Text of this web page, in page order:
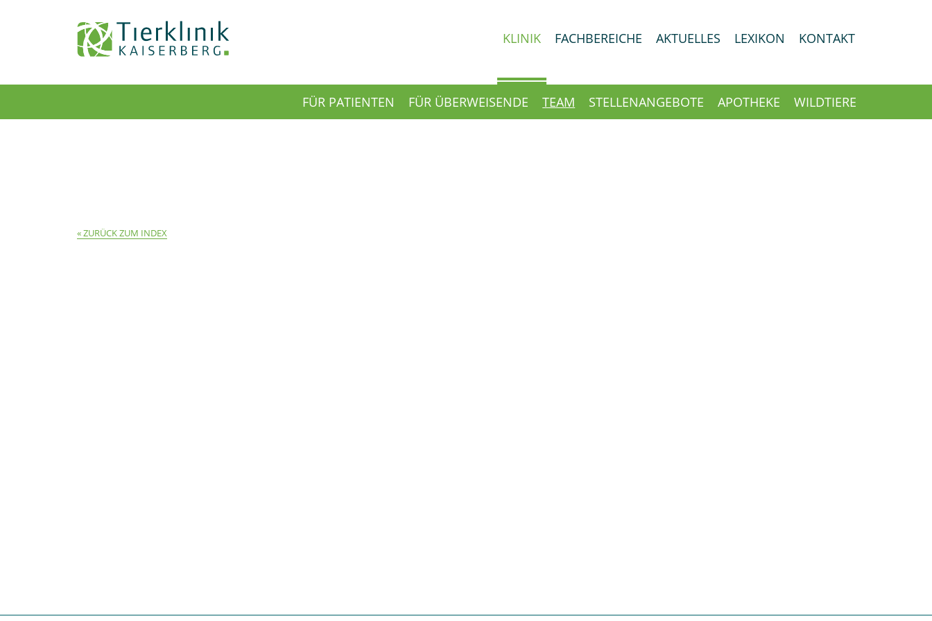
KLINIK
FÜR PATIENTEN FÜR ÜBERWEISENDE TEAM STELLENANGEBOTE APOTHEKE WILDTIERE
FACHBEREICHE AKTUELLES LEXIKON KONTAKT
Tierklinik
Kaiserberg
ZURÜCK ZUM INDEX